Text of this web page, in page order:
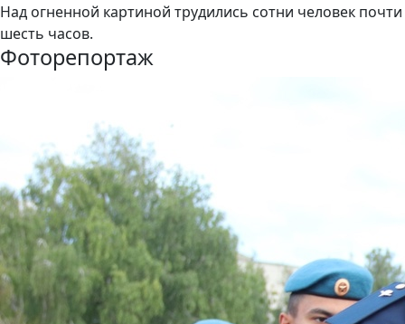
Над огненной картиной трудились сотни человек почти
шесть часов.
Фоторепортаж